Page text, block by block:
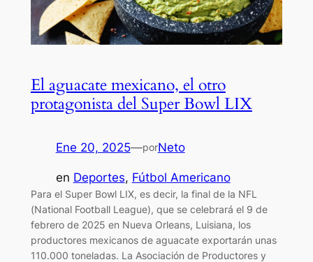
El aguacate mexicano, el otro
protagonista del Super Bowl LIX
Ene 20, 2025—porNeto
en Deportes, Fútbol Americano
Para el Super Bowl LIX, es decir, la final de la NFL
(National Football League), que se celebrará el 9 de
febrero de 2025 en Nueva Orleans, Luisiana, los
productores mexicanos de aguacate exportarán unas
110.000 toneladas. La Asociación de Productores y